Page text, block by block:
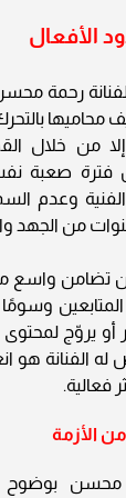
الأفعال
رحمة
محاميها
من خلال
صعبة
وعدم
من الجهد
تضامن واسع
وسومًا
يروّج لمحتوى
الفنانة هو
فعالية.
الأزمة
محسن